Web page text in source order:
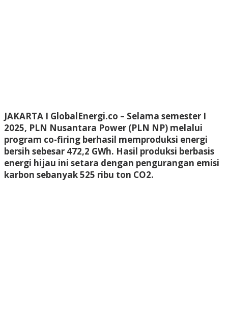
JAKARTA I GlobalEnergi.co – Selama semester I
2025, PLN Nusantara Power (PLN NP) melalui
program co-firing berhasil memproduksi energi
bersih sebesar 472,2 GWh. Hasil produksi berbasis
energi hijau ini setara dengan pengurangan emisi
karbon sebanyak 525 ribu ton CO2.